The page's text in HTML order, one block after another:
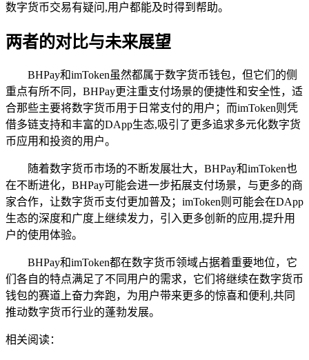
数字货币交易有疑问,用户都能及时得到帮助。
两者的对比与未来展望
BHPay和imToken虽然都属于数字货币钱包，但它们的侧
重点有所不同，BHPay更注重支付场景的便捷性和安全性，适
合那些主要将数字货币用于日常支付的用户；而imToken则凭
借多链支持和丰富的DApp生态,吸引了更多追求多元化数字货
币应用和投资的用户。
随着数字货币市场的不断发展壮大，BHPay和imToken也
在不断进化，BHPay可能会进一步拓展支付场景，与更多的商
家合作，让数字货币支付更加普及；imToken则可能会在DApp
生态的深度和广度上继续发力，引入更多创新的应用,提升用
户的使用体验。
BHPay和imToken都在数字货币领域占据着重要地位，它
们各自的特点满足了不同用户的需求，它们将继续在数字货币
钱包的赛道上奋力奔跑，为用户带来更多的惊喜和便利,共同
推动数字货币行业的蓬勃发展。
相关阅读：